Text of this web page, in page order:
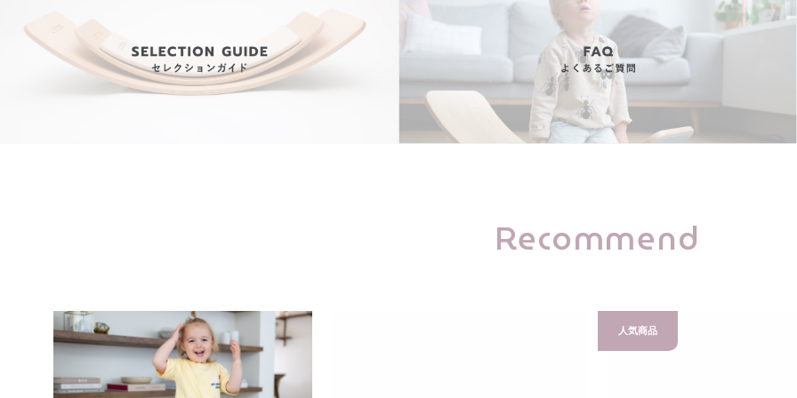
Recommend
人気商品